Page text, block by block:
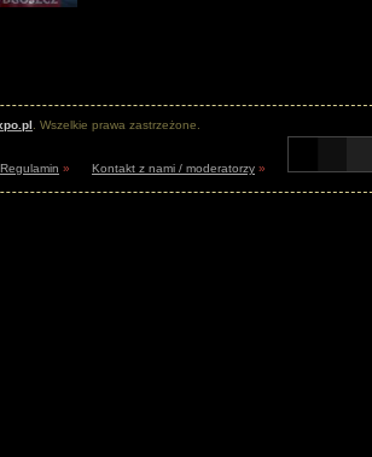
. Wszelkie prawa zastrzeżone.
Regulamin » Kontakt z nami / moderatorzy »